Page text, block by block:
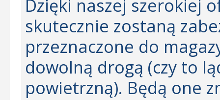
Dzięki naszej szerokiej
skutecznie zostaną
przeznaczone do
dowolną drogą (czy to
powietrzną). Będą one